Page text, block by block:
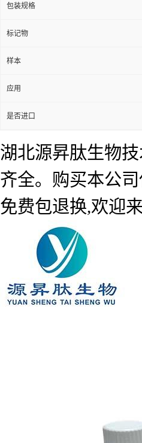
包装规格
标记物
样本
应用
是否进口
湖北源昇肽生物
齐全。购买本公
免费包退换,欢迎